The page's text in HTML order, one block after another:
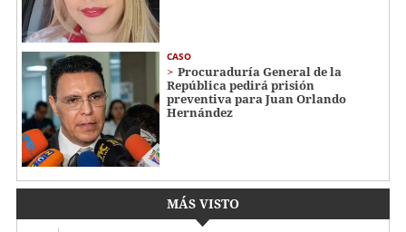
CASO
Procuraduría General de la
República pedirá prisión
preventiva para Juan Orlando
Hernández
MÁS VISTO